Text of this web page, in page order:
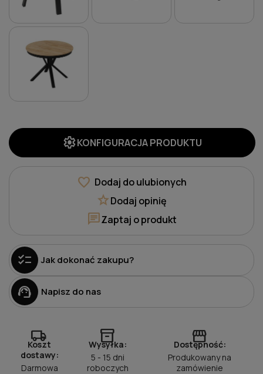
settingsKONFIGURACJA PRODUKTU
favorite Dodaj do ulubionych
starDodaj opinię
chatZaptaj o produkt
checklist Jak dokonać zakupu?
support_agent Napisz do nas
local_shipping
Koszt
dostawy:
Darmowa
inventory_2
Wysyłka:
5 - 15 dni
roboczych
storefront
Dostępność:
Produkowany na
zamówienie